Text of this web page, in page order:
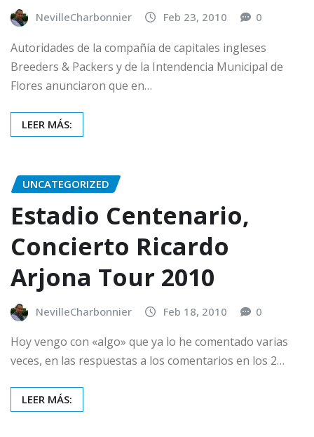
NevilleCharbonnier Feb 23, 2010 0
Autoridades de la compañía de capitales ingleses
Breeders & Packers y de la Intendencia Municipal de
Flores anunciaron que en…
LEER MÁS:
UNCATEGORIZED
Estadio Centenario,
Concierto Ricardo
Arjona Tour 2010
NevilleCharbonnier Feb 18, 2010 0
Hoy vengo con «algo» que ya lo he comentado varias
veces, en las respuestas a los comentarios en los 2…
LEER MÁS: